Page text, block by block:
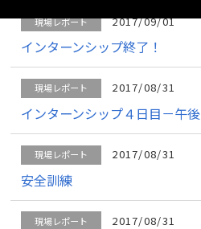
現場レポート 2017/09/01
インターンシップ終了！
現場レポート 2017/08/31
インターンシップ４日目－午後
現場レポート 2017/08/31
安全訓練
現場レポート 2017/08/31